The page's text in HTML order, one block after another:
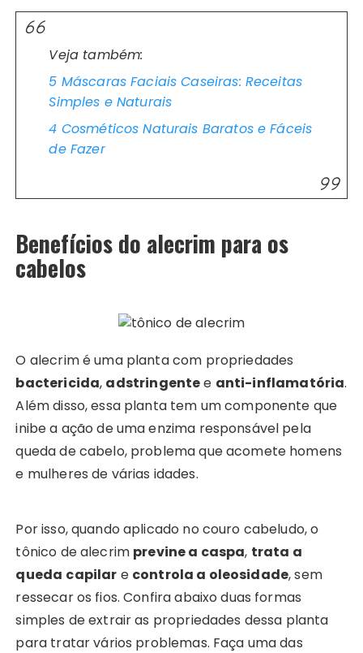
Veja também:
5 Máscaras Faciais Caseiras: Receitas
Simples e Naturais
4 Cosméticos Naturais Baratos e Fáceis
de Fazer
Benefícios do alecrim para os
cabelos
O alecrim é uma planta com propriedades
bactericida, adstringentee anti-inflamatória.
Além disso, essa planta tem um componente que
inibe a ação de uma enzima responsável pela
queda de cabelo, problema que acomete homens
e mulheres de várias idades.
Por isso, quando aplicado no couro cabeludo, o
tônico de alecrim previne a caspa, trata a
queda capilar e controla a oleosidade, sem
ressecar os fios. Confira abaixo duas formas
simples de extrair as propriedades dessa planta
para tratar vários problemas. Faça uma das